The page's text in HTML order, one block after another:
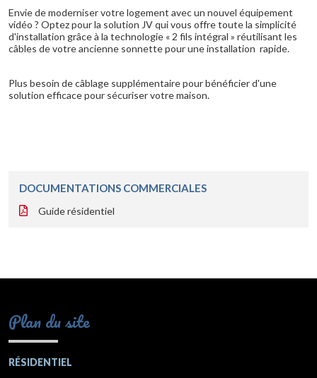
Envie de moderniser votre logement avec un nouvel équipement
vidéo ? Optez pour la solution JV qui vous offre toute la simplicité
d'installation grâce à la technologie « 2 fils intégral » réutilisant les
câbles de votre ancienne sonnette pour une installation rapide.
Plus besoin de câblage supplémentaire pour bénéficier d'une
solution efficace pour sécuriser votre maison.
DOCUMENTATIONS COMMERCIALES
Guide résidentiel
Plan du site
RÉSIDENTIEL